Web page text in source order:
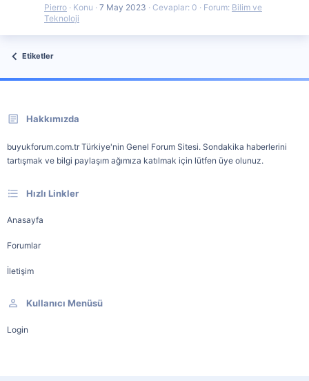
Pierro
Konu 7 May 2023 Cevaplar: 0 Forum: Bilim ve
Teknoloji
Etiketler
Hakkımızda
buyukforum.com.tr Türkiye'nin Genel Forum Sitesi. Sondakika haberlerini
tartışmak ve bilgi paylaşım ağımıza katılmak için lütfen üye olunuz.
Hızlı Linkler
Anasayfa
Forumlar
İletişim
Kullanıcı Menüsü
Login